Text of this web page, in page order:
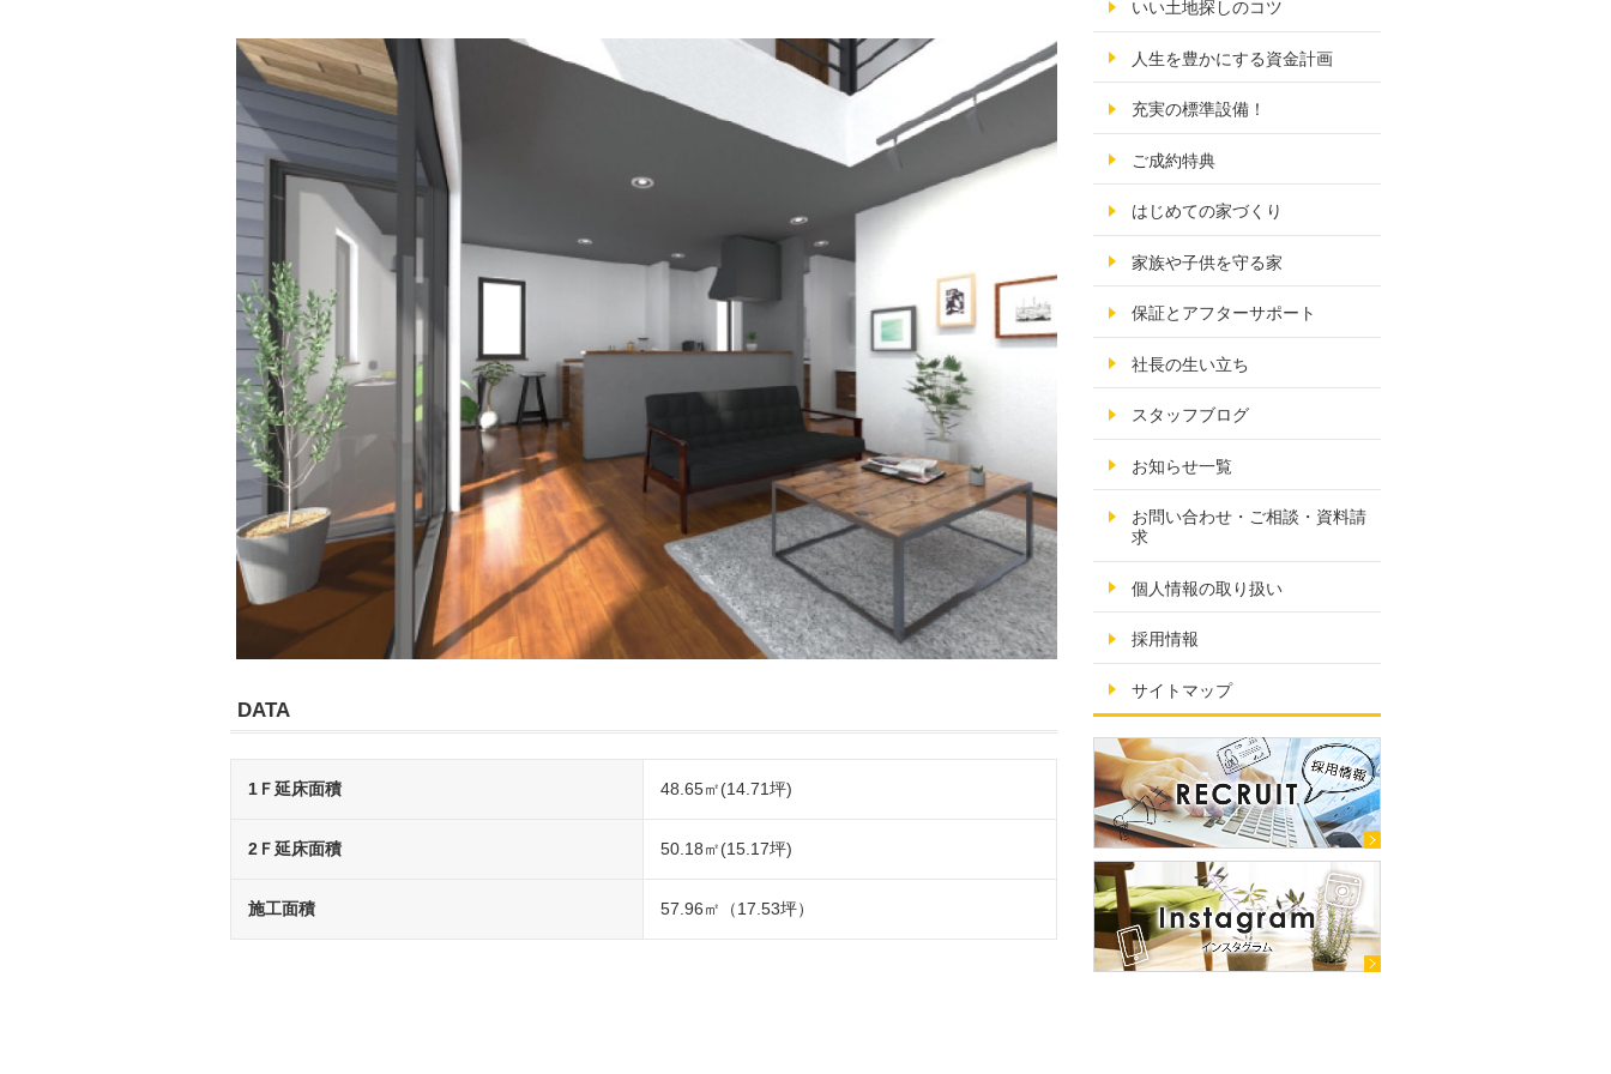
DATA
1Ｆ延床面積 48.65㎡(14.71坪)
2Ｆ延床面積 50.18㎡(15.17坪)
施工面積 57.96㎡（17.53坪）
いい土地探しのコツ
人生を豊かにする資金計画
充実の標準設備！
ご成約特典
はじめての家づくり
家族や子供を守る家
保証とアフターサポート
社長の生い立ち
スタッフブログ
お知らせ一覧
お問い合わせ・ご相談・資料請
求
個人情報の取り扱い
採用情報
サイトマップ